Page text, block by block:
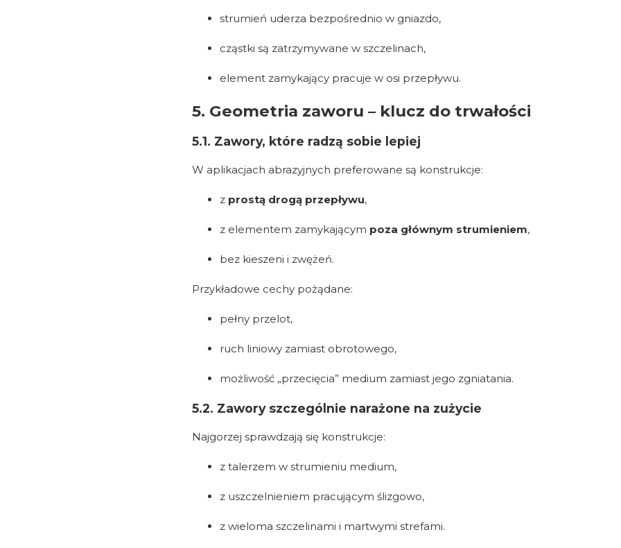
strumień uderza bezpośrednio w gniazdo,
cząstki są zatrzymywane w szczelinach,
element zamykający pracuje w osi przepływu.
5. Geometria zaworu – klucz do trwałości
5.1. Zawory, które radzą sobie lepiej
W aplikacjach abrazyjnych preferowane są konstrukcje:
z prostą drogą przepływu,
z elementem zamykającym poza głównym strumieniem,
bez kieszeni i zwężeń.
Przykładowe cechy pożądane:
pełny przelot,
ruch liniowy zamiast obrotowego,
możliwość „przecięcia” medium zamiast jego zgniatania.
5.2. Zawory szczególnie narażone na zużycie
Najgorzej sprawdzają się konstrukcje:
z talerzem w strumieniu medium,
z uszczelnieniem pracującym ślizgowo,
z wieloma szczelinami i martwymi strefami.